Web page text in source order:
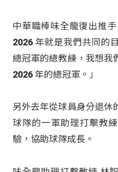
中華職棒味全龍復出推
2026 年就是我們共同的
總冠軍的總教練，我想我
2026 年的總冠軍。」
另外去年從球員身分退休
球隊的一軍助理打擊教
驗，協助球隊成長。